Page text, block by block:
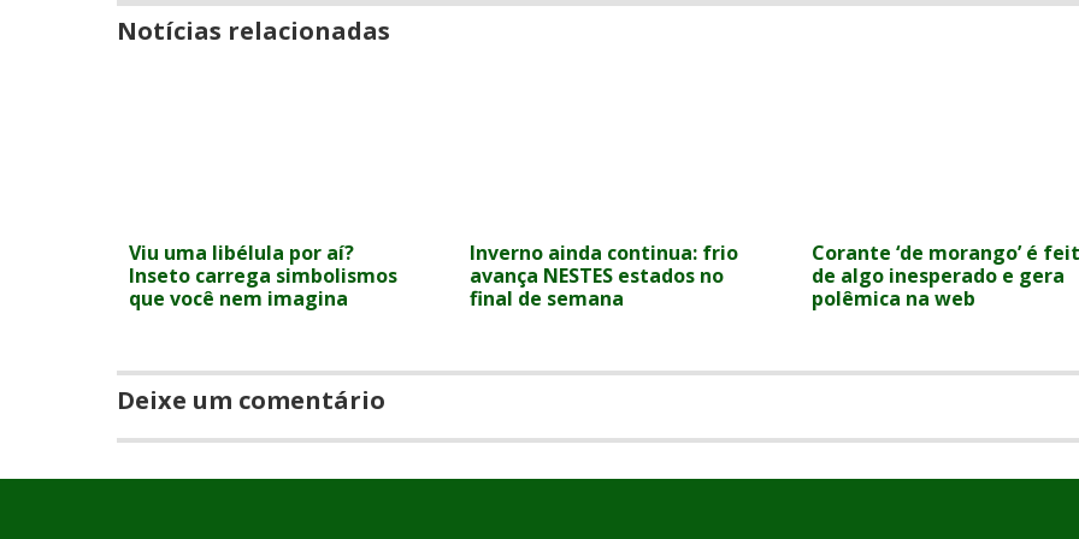
Notícias relacionadas
Viu uma libélula por aí?
Inseto carrega simbolismos
que você nem imagina
Inverno ainda continua: frio
avança NESTES estados no
final de semana
Corante ‘de morango’ é
de algo inesperado e gera
polêmica na web
Deixe um comentário